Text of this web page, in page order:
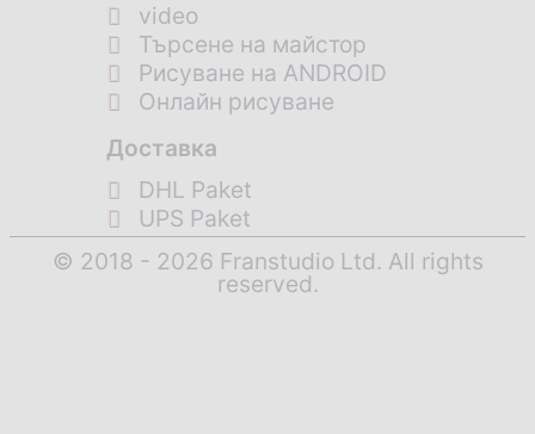
video
Търсене на майстор
Рисуване на ANDROID
Онлайн рисуване
Доставка
DHL Paket
UPS Paket
© 2018 - 2026 Franstudio Ltd. All rights
reserved.